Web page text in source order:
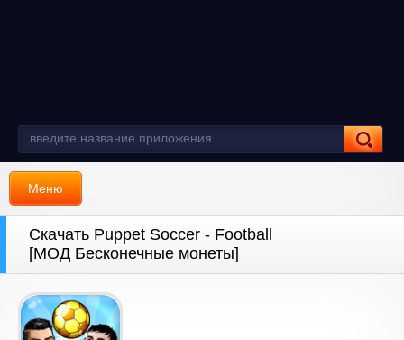
Меню
Скачать Puppet Soccer - Football
[МОД Бесконечные монеты]